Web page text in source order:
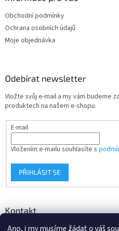
Ano, i my musíme žádat o váš
Obchodní podmínky
Ochrana osobních údajů
Moje objednávka
Odebírat newsletter
Vložte svůj e-mail a my vám budeme
produktech na našem e-shopu.
E-mail
Vložením e-mailu souhlasíte s
PŘIHLÁSIT SE
Kontakt